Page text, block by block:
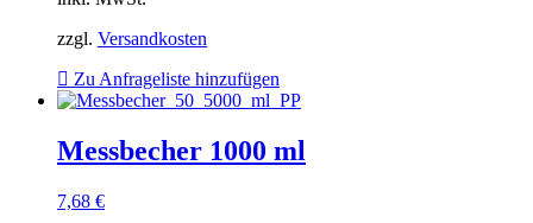
zzgl. Versandkosten
Zu Anfrageliste hinzufügen
Messbecher 1000 ml
7,68 €